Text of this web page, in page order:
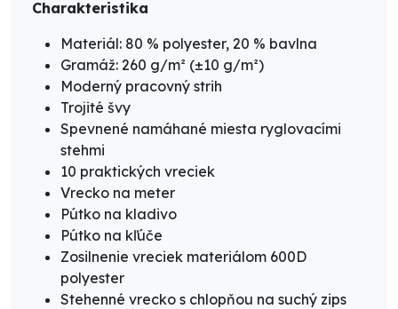
Charakteristika
Materiál: 80 % polyester, 20 % bavlna
Gramáž: 260 g/m² (±10 g/m²)
Moderný pracovný strih
Trojité švy
Spevnené namáhané miesta ryglovacími
stehmi
10 praktických vreciek
Vrecko na meter
Pútko na kladivo
Pútko na kľúče
Zosilnenie vreciek materiálom 600D
polyester
Stehenné vrecko s chlopňou na suchý zips